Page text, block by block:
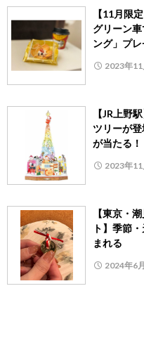
【11月限
グリーン
ング」プレ
2023年11
【JR上野
ツリーが
が当たる！
2023年11
【東京・
ト】季節
まれる
2024年6